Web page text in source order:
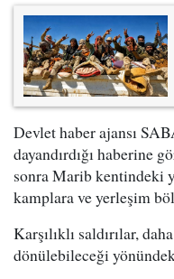
Devlet haber ajansı
dayandırdığı haberine
sonra Marib kentindeki
kamplara ve yerleşim
Karşılıklı saldırılar,
dönülebileceği